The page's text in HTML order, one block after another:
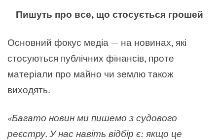
Пишуть про все, що стосується грошей
Основний фокус медіа — на новинах, які
стосуються публічних фінансів, проте
матеріали про майно чи землю також
виходять.
«Багато новин ми пишемо з судового
реєстру. У нас навіть відбір є: якщо це